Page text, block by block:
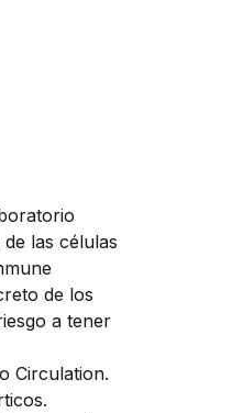
las células
de los
a tener
Circulation.